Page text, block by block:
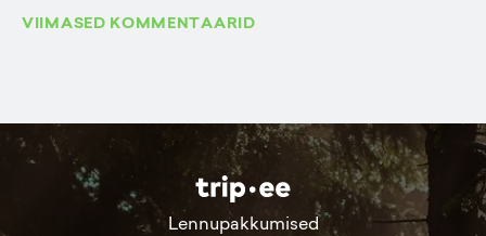
VIIMASED KOMMENTAARID
Lennupakkumised